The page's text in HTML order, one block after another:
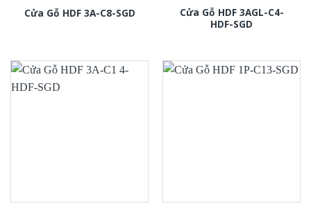
Cửa Gỗ HDF 3A-C8-SGD
Cửa Gỗ HDF 3AGL-C4-
HDF-SGD